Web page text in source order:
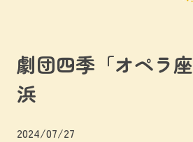
劇団四季「オペラ
浜
2024/07/27